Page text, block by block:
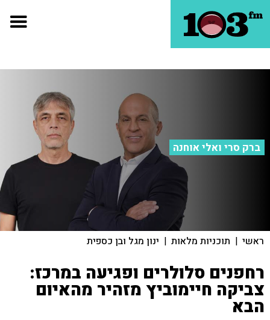
ברק סרי ואלי אוחנה
ראשי | תוכניות מלאות | ינון מגל ובן כספית
רחפנים סלולרים ופגיעה במרכז:
צביקה חיימוביץ מזהיר מהאיום
הבא